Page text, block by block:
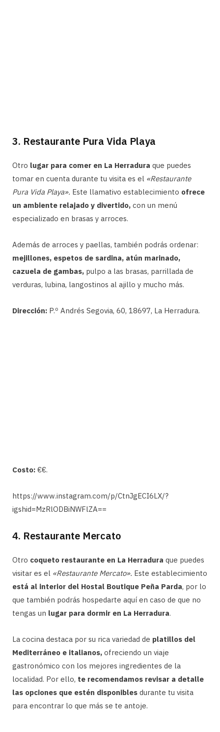
3. Restaurante Pura Vida Playa
Otro lugar para comer en La Herradura que puedes
tomar en cuenta durante tu visita es el «Restaurante
Pura Vida Playa». Este llamativo establecimiento ofrece
un ambiente relajado y divertido, con un menú
especializado en brasas y arroces.
Además de arroces y paellas, también podrás ordenar:
mejillones, espetos de sardina, atún marinado,
cazuela de gambas, pulpo a las brasas, parrillada de
verduras, lubina, langostinos al ajillo y mucho más.
Dirección: P.º Andrés Segovia, 60, 18697, La Herradura.
Costo: €€.
https://www.instagram.com/p/CtnJgECI6LX/?
igshid=MzRlODBiNWFlZA==
4. Restaurante Mercato
Otro coqueto restaurante en La Herradura que puedes
visitar es el «Restaurante Mercato». Este establecimiento
está al interior del Hostal Boutique Peña Parda, por lo
que también podrás hospedarte aquí en caso de que no
tengas un lugar para dormir en La Herradura.
La cocina destaca por su rica variedad de platillos del
Mediterráneo e italianos, ofreciendo un viaje
gastronómico con los mejores ingredientes de la
localidad. Por ello, te recomendamos revisar a detalle
las opciones que estén disponibles durante tu visita
para encontrar lo que más se te antoje.